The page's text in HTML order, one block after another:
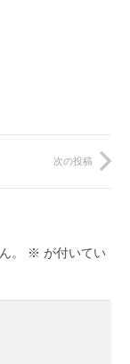
次の投稿
。 ※ が付いてい